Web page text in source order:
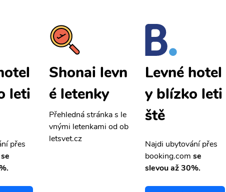
leti
přes
se
Shonai levn
é letenky
Přehledná stránka s le
vnými letenkami od ob
letsvet.cz
Levné hotel
y blízko leti
ště
Najdi ubytování přes
booking.com se
slevou až 30%.